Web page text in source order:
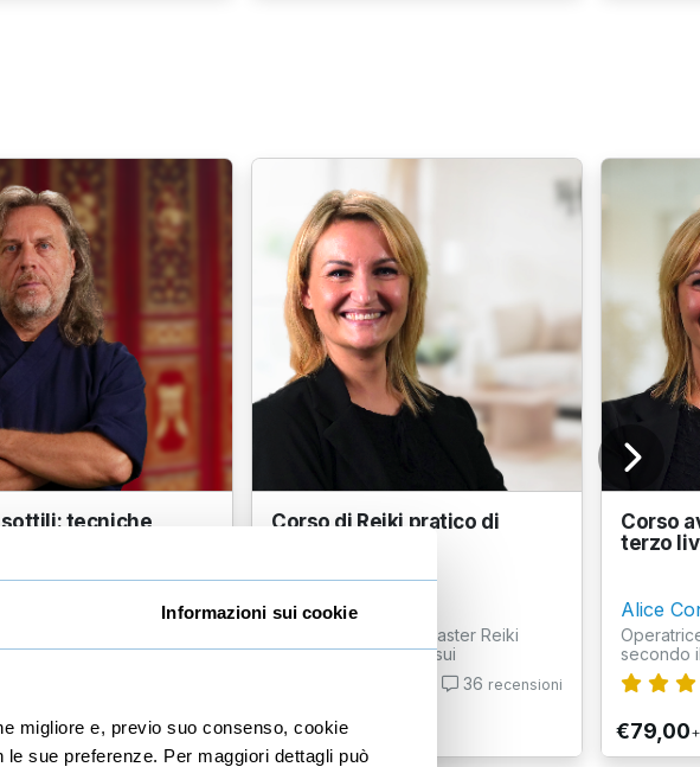
Informazioni sui cookie
migliore e, previo suo consenso, cookie
sue preferenze. Per maggiori dettagli può
sottili: tecniche
Corso di Reiki pratico di
Alice Conventi
Operatrice olistica, Master Reiki
secondo il metodo Usui
36 recensioni
€49,00+IVA
Corso
terzo
Alice
secondo
€79,00